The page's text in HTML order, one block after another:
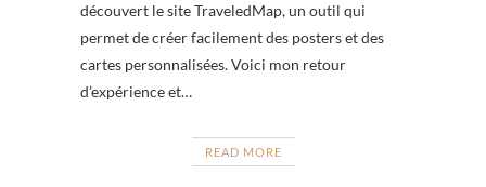
découvert le site TraveledMap, un outil qui
permet de créer facilement des posters et des
cartes personnalisées. Voici mon retour
d’expérience et…
READ MORE